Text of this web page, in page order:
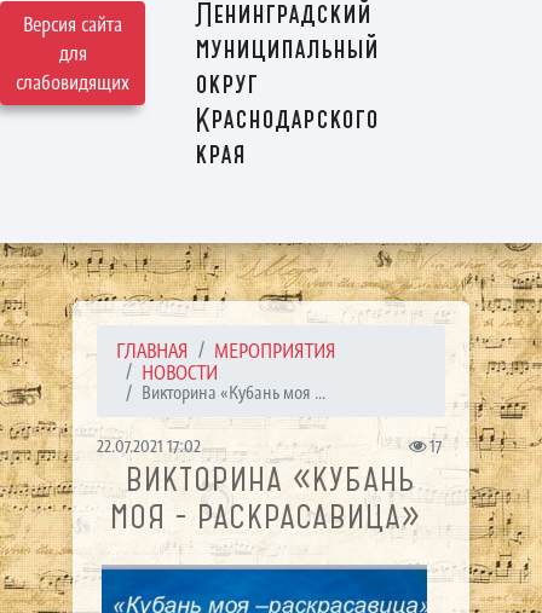
Версия сайта
для
слабовидящих
Ленинградский
муниципальный
округ
Краснодарского
края
ГЛАВНАЯ
МЕРОПРИЯТИЯ
НОВОСТИ
Викторина «Кубань моя ...
22.07.2021 17:02 17
ВИКТОРИНА «КУБАНЬ
МОЯ - РАСКРАСАВИЦА»